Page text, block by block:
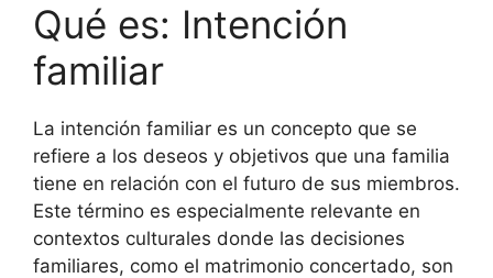
Qué es: Intención
familiar
La intención familiar es un concepto que se
refiere a los deseos y objetivos que una familia
tiene en relación con el futuro de sus miembros.
Este término es especialmente relevante en
contextos culturales donde las decisiones
familiares, como el matrimonio concertado, son